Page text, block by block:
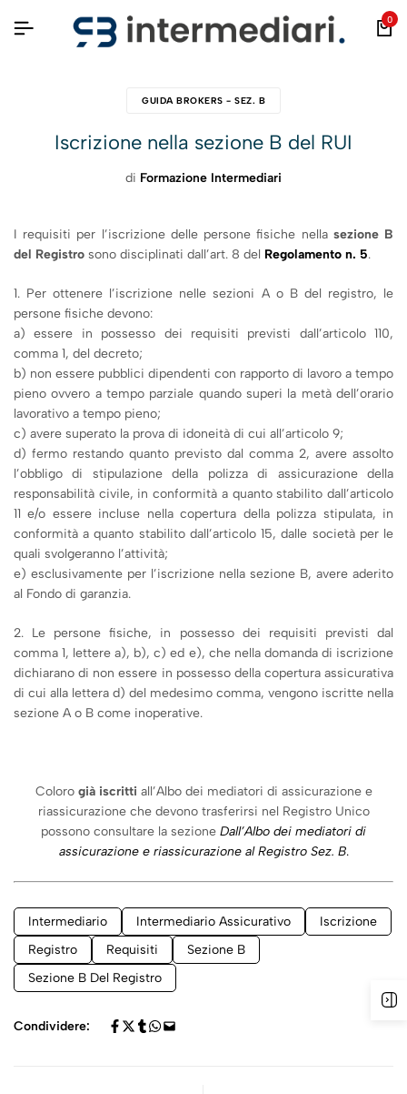
0
GUIDA BROKERS - SEZ. B
Iscrizione nella sezione B del RUI
di Formazione Intermediari
I requisiti per l’iscrizione delle persone fisiche nella sezione B
del Registro sono disciplinati dall’art. 8 del Regolamento n. 5.
1. Per ottenere l’iscrizione nelle sezioni A o B del registro, le
persone fisiche devono:
a) essere in possesso dei requisiti previsti dall’articolo 110,
comma 1, del decreto;
b) non essere pubblici dipendenti con rapporto di lavoro a tempo
pieno ovvero a tempo parziale quando superi la metà dell’orario
lavorativo a tempo pieno;
c) avere superato la prova di idoneità di cui all’articolo 9;
d) fermo restando quanto previsto dal comma 2, avere assolto
l’obbligo di stipulazione della polizza di assicurazione della
responsabilità civile, in conformità a quanto stabilito dall’articolo
11 e/o essere incluse nella copertura della polizza stipulata, in
conformità a quanto stabilito dall’articolo 15, dalle società per le
quali svolgeranno l’attività;
e) esclusivamente per l’iscrizione nella sezione B, avere aderito
al Fondo di garanzia.
2. Le persone fisiche, in possesso dei requisiti previsti dal
comma 1, lettere a), b), c) ed e), che nella domanda di iscrizione
dichiarano di non essere in possesso della copertura assicurativa
di cui alla lettera d) del medesimo comma, vengono iscritte nella
sezione A o B come inoperative.
Coloro già iscritti all’Albo dei mediatori di assicurazione e
riassicurazione che devono trasferirsi nel Registro Unico
possono consultare la sezione Dall’Albo dei mediatori di
assicurazione e riassicurazione al Registro Sez. B.
Intermediario Intermediario Assicurativo
Iscrizione
Registro
Requisiti
Sezione B
Sezione B Del Registro
Condividere: